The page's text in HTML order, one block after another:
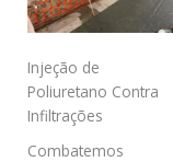
Injeção de
Poliuretano Contra
Infiltrações
Combatemos